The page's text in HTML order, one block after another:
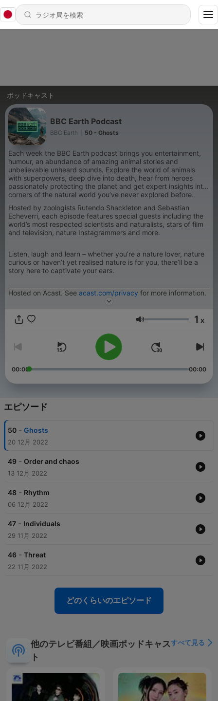
ポッドキャスト
BBC Earth Podcast
BBC Earth 50 - Ghosts
Each week the BBC Earth podcast brings you entertainment,
humour, an abundance of amazing animal stories and
unbelievable unheard sounds. Explore the world of animals
with superpowers, deep dive into death, hear from heroes
passionately protecting the planet and get expert insights into
corners of the natural world you’ve never explored before.
Hosted by zoologists Rutendo Shackleton and Sebastian
Echeverri, each episode features special guests including the
world’s most respected scientists and naturalists, stars of film
and television, nature Instagrammers and more.
Listen, laugh and learn – whether you’re a nature lover, nature
curious or haven’t yet realised nature is for you, there’ll be a
story here to captivate your ears.
Hosted on Acast. See acast.com/privacy for more information.
音量 1 x
00:00 00:00
エピソード
50 - Ghosts
20 12月 2022
49 - Order and chaos
13 12月 2022
48 - Rhythm
06 12月 2022
47 - Individuals
29 11月 2022
46 - Threat
22 11月 2022
どのくらいのエピソード
他のテレビ番組／映画ポッドキャス
ト
すべて見る